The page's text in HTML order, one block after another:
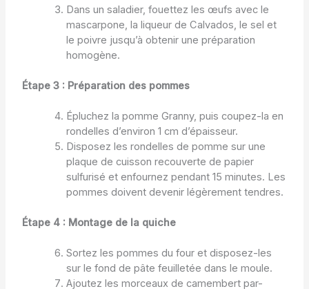
Dans un saladier, fouettez les œufs avec le
mascarpone, la liqueur de Calvados, le sel et
le poivre jusqu’à obtenir une préparation
homogène.
Étape 3 : Préparation des pommes
Épluchez la pomme Granny, puis coupez-la en
rondelles d’environ 1 cm d’épaisseur.
Disposez les rondelles de pomme sur une
plaque de cuisson recouverte de papier
sulfurisé et enfournez pendant 15 minutes. Les
pommes doivent devenir légèrement tendres.
Étape 4 : Montage de la quiche
Sortez les pommes du four et disposez-les
sur le fond de pâte feuilletée dans le moule.
Ajoutez les morceaux de camembert par-